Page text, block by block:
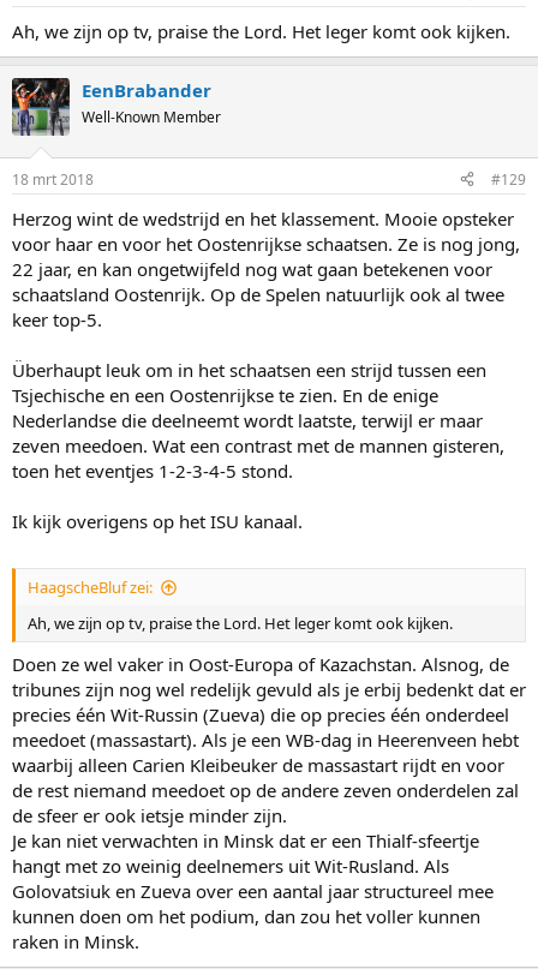
Ah, we zijn op tv, praise the Lord. Het leger komt ook kijken.
EenBrabander
Well-Known Member
18 mrt 2018 #129
Herzog wint de wedstrijd en het klassement. Mooie opsteker
voor haar en voor het Oostenrijkse schaatsen. Ze is nog jong,
22 jaar, en kan ongetwijfeld nog wat gaan betekenen voor
schaatsland Oostenrijk. Op de Spelen natuurlijk ook al twee
keer top-5.
Überhaupt leuk om in het schaatsen een strijd tussen een
Tsjechische en een Oostenrijkse te zien. En de enige
Nederlandse die deelneemt wordt laatste, terwijl er maar
zeven meedoen. Wat een contrast met de mannen gisteren,
toen het eventjes 1-2-3-4-5 stond.
Ik kijk overigens op het ISU kanaal.
HaagscheBluf zei:
Ah, we zijn op tv, praise the Lord. Het leger komt ook kijken.
Doen ze wel vaker in Oost-Europa of Kazachstan. Alsnog, de
tribunes zijn nog wel redelijk gevuld als je erbij bedenkt dat er
precies één Wit-Russin (Zueva) die op precies één onderdeel
meedoet (massastart). Als je een WB-dag in Heerenveen hebt
waarbij alleen Carien Kleibeuker de massastart rijdt en voor
de rest niemand meedoet op de andere zeven onderdelen zal
de sfeer er ook ietsje minder zijn.
Je kan niet verwachten in Minsk dat er een Thialf-sfeertje
hangt met zo weinig deelnemers uit Wit-Rusland. Als
Golovatsiuk en Zueva over een aantal jaar structureel mee
kunnen doen om het podium, dan zou het voller kunnen
raken in Minsk.